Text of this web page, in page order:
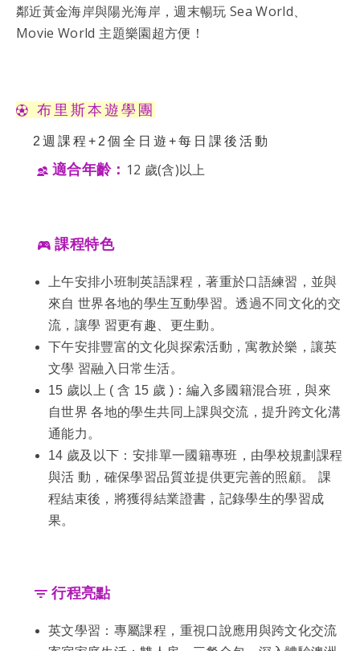
鄰近黃金海岸與陽光海岸，週末暢玩 Sea World、
Movie World 主題樂園超方便！
布里斯本遊學團
2週課程+2個全日遊+每日課後活動
適合年齡： 12 歲(含)以上
課程特色
上午安排小班制英語課程，著重於口語練習，並與
來自 世界各地的學生互動學習。透過不同文化的交
流，讓學 習更有趣、更生動。
下午安排豐富的文化與探索活動，寓教於樂，讓英
文學 習融入日常生活。
15 歲以上 ( 含 15 歲 )：編入多國籍混合班，與來
自世界 各地的學生共同上課與交流，提升跨文化溝
通能力。
14 歲及以下：安排單一國籍專班，由學校規劃課程
與活 動，確保學習品質並提供更完善的照顧。 課
程結束後，將獲得結業證書，記錄學生的學習成
果。
行程亮點
英文學習：專屬課程，重視口說應用與跨文化交流